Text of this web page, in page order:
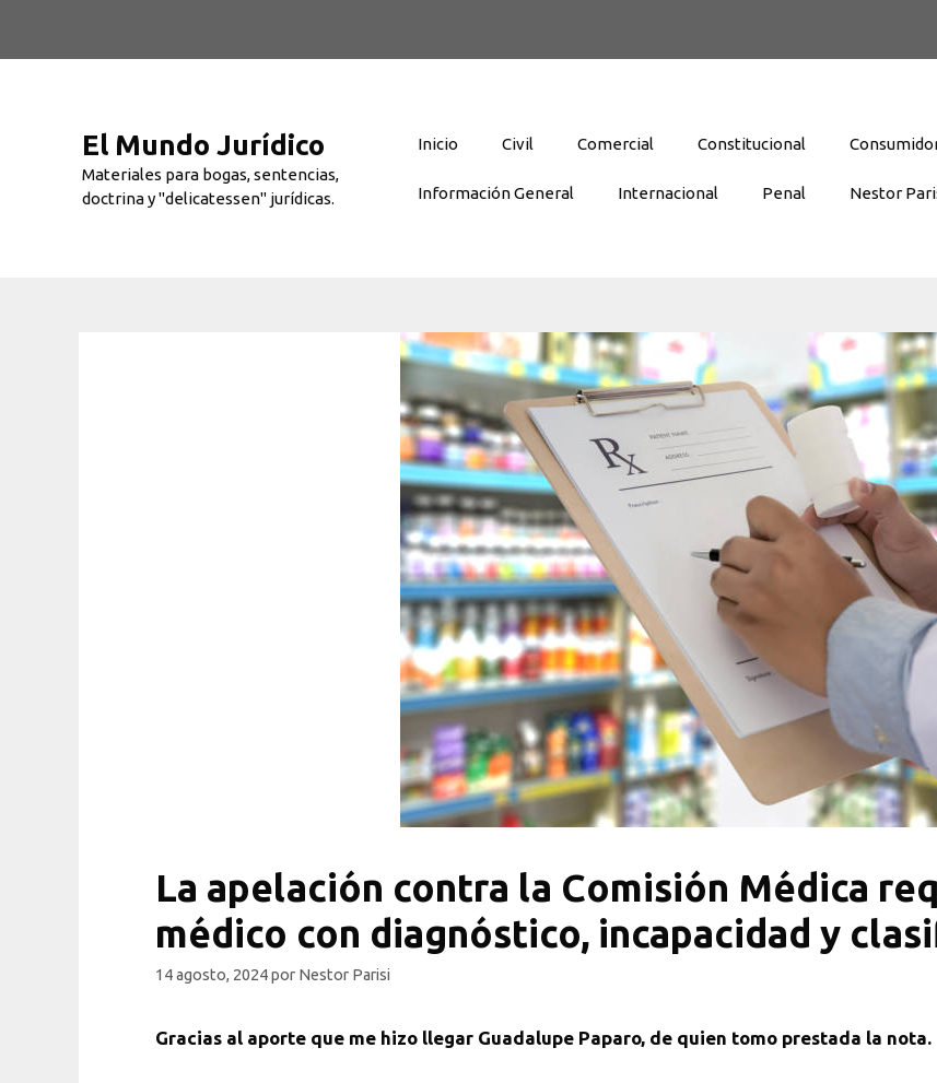
El Mundo Jurídico
Materiales para bogas, sentencias,
doctrina y "delicatessen" jurídicas.
Inicio Civil Comercial Constitucional
Información General Internacional Penal Nestor
La apelación contra la Comisión Médica
médico con diagnóstico, incapacidad y
14 agosto, 2024por Nestor Parisi
Gracias al aporte que me hizo llegar Guadalupe Paparo, de quien tomo prestada la nota.